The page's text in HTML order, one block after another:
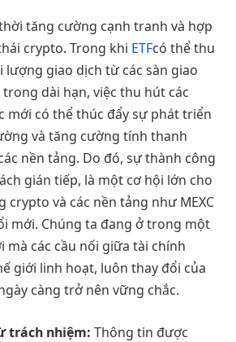
tăng cường cạnh tranh và hợp
crypto. Trong khi ETFcó thể thu
giao dịch từ các sàn giao
dài hạn, việc thu hút các
mới có thể thúc đẩy sự phát triển
và tăng cường tính thanh
nền tảng. Do đó, sự thành công
gián tiếp, là một cơ hội lớn cho
crypto và các nền tảng như MEXC
mới. Chúng ta đang ở trong một
mà các cầu nối giữa tài chính
giới linh hoạt, luôn thay đổi của
càng trở nên vững chắc.
trách nhiệm: Thông tin được